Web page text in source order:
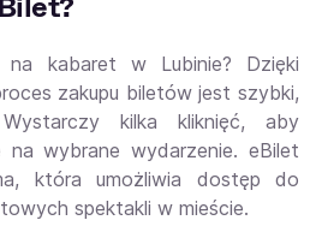
na kabaret w Lubinie? Dzięki
zakupu biletów jest szybki,
kilka kliknięć, aby
na wybrane wydarzenie. eBilet
która umożliwia dostęp do
spektakli w mieście.